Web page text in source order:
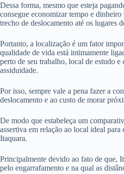
Dessa forma, mesmo que esteja
consegue economizar tempo e
trecho de deslocamento até os lugares
Portanto, a localização é um fator
qualidade de vida está intimamente
perto de seu trabalho, local de estudo e
assiduidade.
Por isso, sempre vale a pena fazer a
deslocamento e ao custo de morar
De modo que estabeleça um
assertiva em relação ao local ideal para
Itaquara.
Principalmente devido ao fato de que,
pelo engarrafamento e na qual as